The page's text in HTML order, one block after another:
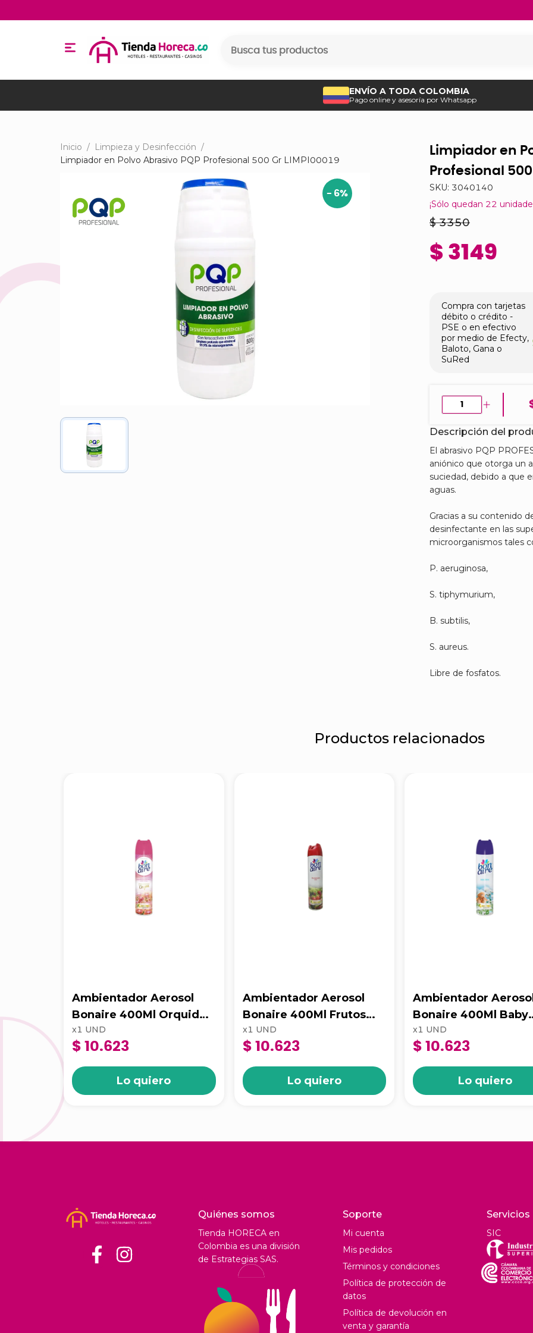
ENVÍO A TODA COLOMBIA
Pago online y asesoría por Whatsapp
Inicio / Limpieza y Desinfección /
Limpiador en Polvo Abrasivo PQP Profesional 500 Gr LIMPI00019
- 6%
Limpiador en
Profesional 500
SKU: 3040140
¡Sólo quedan 22
$ 3350
$ 3149
Compra con tarjetas
débito o crédito -
PSE o en efectivo
por medio de Efecty,
Baloto, Gana o
SuRed
Descripción del
El abrasivo PQP
aniónico que otorga un
suciedad, debido a que
aguas.
Gracias a su contenido
desinfectante en las
microorganismos tales
P. aeruginosa,
S. tiphymurium,
B. subtilis,
S. aureus.
Libre de fosfatos.
Productos relacionados
Ambientador Aerosol
Bonaire 400Ml Orquidea
De Los Andes Floral
x1 UND
$ 10.623
Lo quiero
Ambientador Aerosol
Bonaire 400Ml Frutos
Rojos Mora Silvestres
x1 UND
$ 10.623
Lo quiero
Ambientador Aerosol
Bonaire 400Ml Baby
Fresh
x1 UND
$ 10.623
Lo quiero
Quiénes somos
Tienda HORECA en
Colombia es una división
de Estrategias SAS.
Soporte
Mi cuenta
Mis pedidos
Términos y condiciones
Política de protección de
datos
Política de devolución en
venta y garantía
Servicios
SIC